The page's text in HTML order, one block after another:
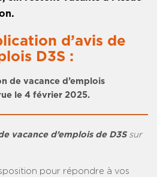
d’avis de
D3S :
de vacance d’emplois
le 4 février 2025.
vacance d’emplois de D3S sur
pour répondre à vos